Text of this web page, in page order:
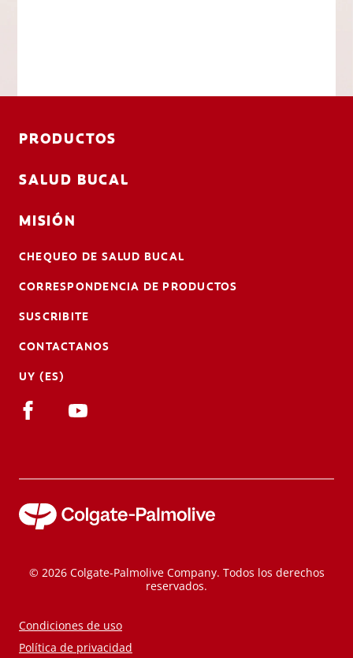
PRODUCTOS
SALUD BUCAL
MISIÓN
CHEQUEO DE SALUD BUCAL
CORRESPONDENCIA DE PRODUCTOS
SUSCRIBITE
CONTACTANOS
UY (ES)
© 2026 Colgate-Palmolive Company. Todos los derechos
reservados.
Condiciones de uso
Política de privacidad